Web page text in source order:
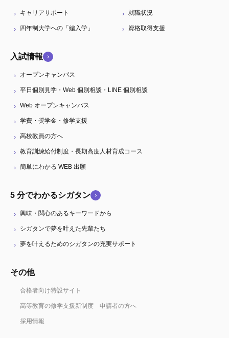
キャリアサポート 就職状況
四年制大学への「編入学」 資格取得支援
入試情報
オープンキャンパス
平日個別見学・Web 個別相談・LINE 個別相談
Web オープンキャンパス
学費・奨学金・修学支援
高校教員の方へ
教育訓練給付制度・長期高度人材育成コース
簡単にわかる WEB 出願
5 分でわかるシガタン
興味・関心のあるキーワードから
シガタンで夢を叶えた先輩たち
夢を叶えるためのシガタンの充実サポート
その他
合格者向け特設サイト
高等教育の修学支援新制度 申請者の方へ
採用情報